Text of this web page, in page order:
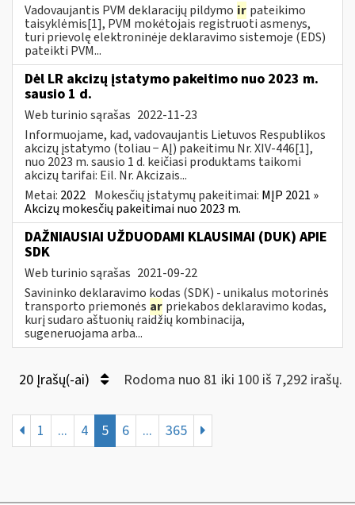
Vadovaujantis PVM deklaracijų pildymo ir pateikimo
taisyklėmis[1], PVM mokėtojais registruoti asmenys,
turi prievolę elektroninėje deklaravimo sistemoje (EDS)
pateikti PVM...
Dėl LR akcizų įstatymo pakeitimo nuo 2023 m.
sausio 1 d.
Web turinio sąrašas 2022-11-23
Informuojame, kad, vadovaujantis Lietuvos Respublikos
akcizų įstatymo (toliau − AĮ) pakeitimu Nr. XIV-446[1],
nuo 2023 m. sausio 1 d. keičiasi produktams taikomi
akcizų tarifai: Eil. Nr. Akcizais...
Metai: 2022 Mokesčių įstatymų pakeitimai: MĮP 2021 »
Akcizų mokesčių pakeitimai nuo 2023 m.
DAŽNIAUSIAI UŽDUODAMI KLAUSIMAI (DUK) APIE
SDK
Web turinio sąrašas 2021-09-22
Savininko deklaravimo kodas (SDK) - unikalus motorinės
transporto priemonės ar priekabos deklaravimo kodas,
kurį sudaro aštuonių raidžių kombinacija,
sugeneruojama arba...
20 Įrašų(-ai) Rodoma nuo 81 iki 100 iš 7,292 irašų.
1 ... 4 5 6 ... 365